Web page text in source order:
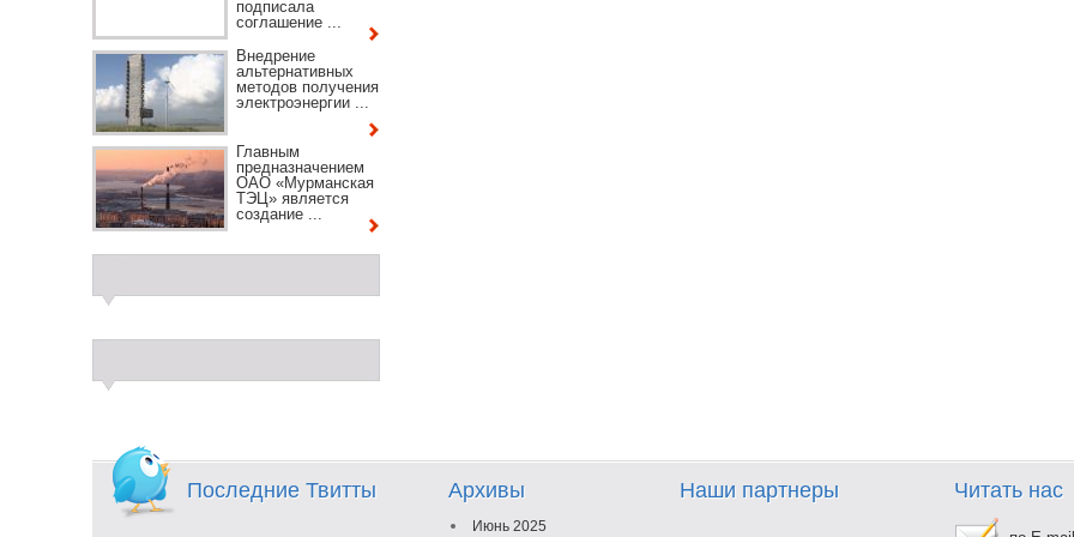
подписала
соглашение ...
Внедрение
альтернативных
методов получения
электроэнергии ...
Главным
предназначением
ОАО «Мурманская
ТЭЦ» является
создание ...
Последние Твитты Архивы
Июнь 2025
Наши партнеры Читать нас